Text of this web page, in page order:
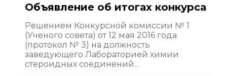
Объявление об итогах конкурса
Решением Конкурсной комиссии № 1
(Ученого совета) от 12 мая 2016 года
(протокол № 3) на должность
заведующего Лабораторией химии
стероидных соединений…